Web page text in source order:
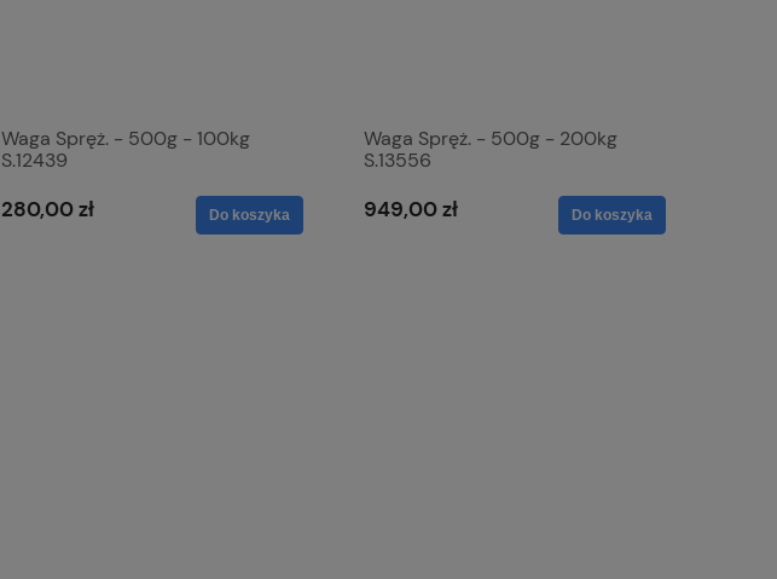
Waga Spręż. - 500g - 100kg
S.12439
280,00 zł Do koszyka
Waga Spręż. - 500g - 200kg
S.13556
949,00 zł Do koszyka